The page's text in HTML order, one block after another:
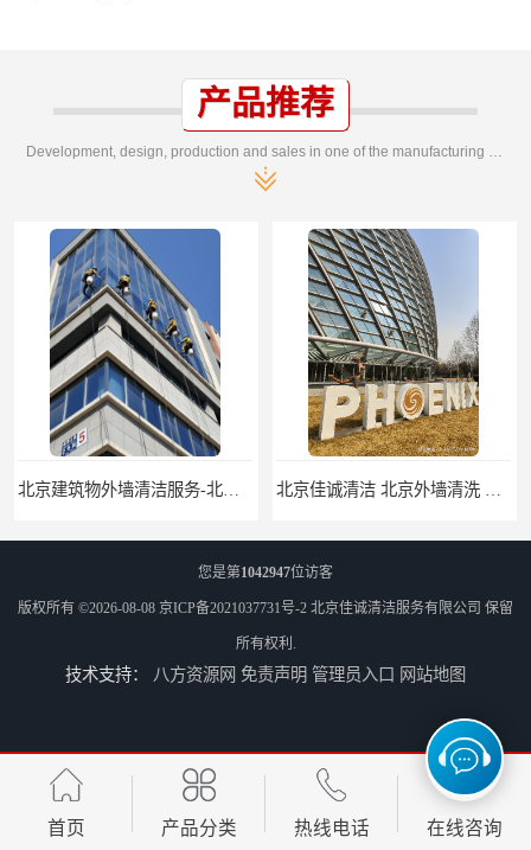
产品推荐
北京高空作业保洁服务-北京物业管理公司-北京家政服务公司
您是第1042947位访客
版权所有 ©2026-08-08 京ICP备2021037731号-2 北京佳诚清洁服务有限公司 保留
所有权利.
技术支持： 八方资源网 免责声明 管理员入口 网站地图
首页 产品分类 热线电话 在线咨询